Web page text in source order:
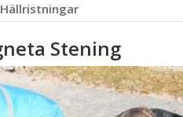
Hällristningar
Stening